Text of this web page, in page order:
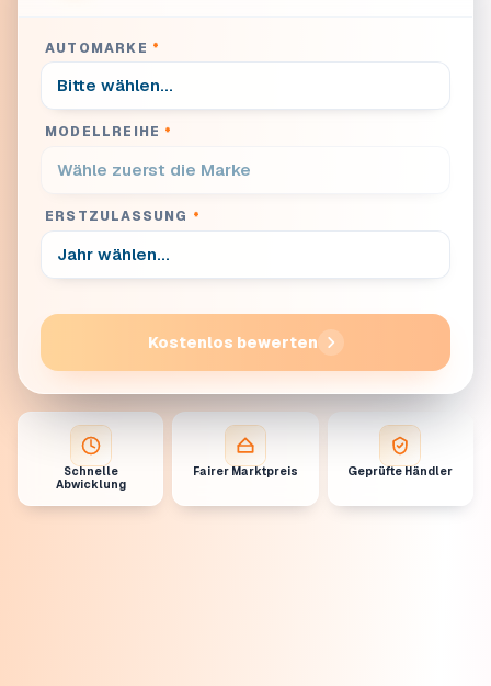
AUTOMARKE *
MODELLREIHE *
ERSTZULASSUNG *
Kostenlos bewerten
Schnelle
Abwicklung
Fairer Marktpreis Geprüfte Händler